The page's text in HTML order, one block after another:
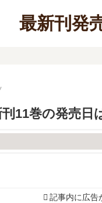
最新刊発
11巻の発売日
記事内に広告